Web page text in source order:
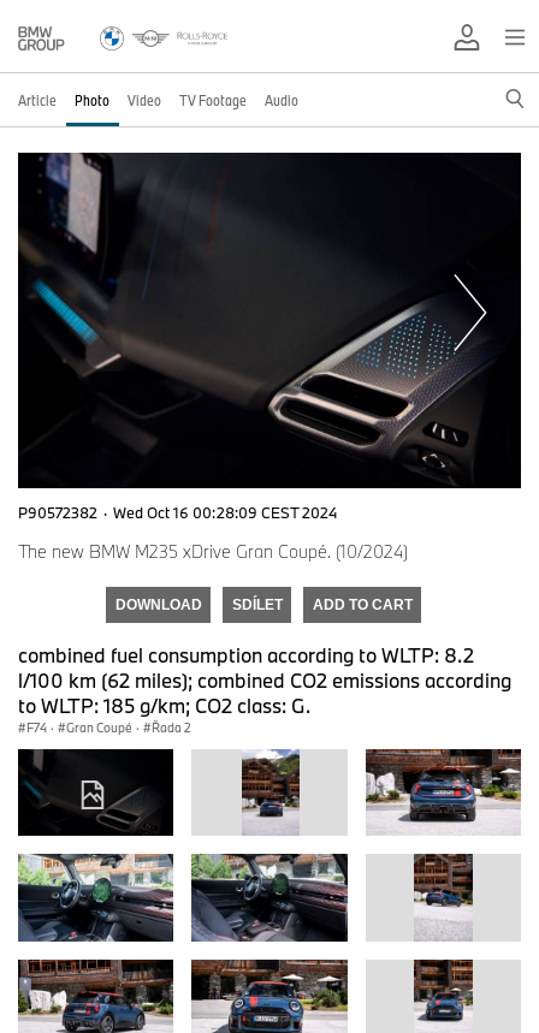
Article Photo Video TV Footage Audio
P90572382 · Wed Oct 16 00:28:09 CEST 2024
The new BMW M235 xDrive Gran Coupé. (10/2024)
DOWNLOAD SDÍLET ADD TO CART
combined fuel consumption according to WLTP: 8.2
l/100 km (62 miles); combined CO2 emissions according
to WLTP: 185 g/km; CO2 class: G.
F74 · Gran Coupé · Řada 2